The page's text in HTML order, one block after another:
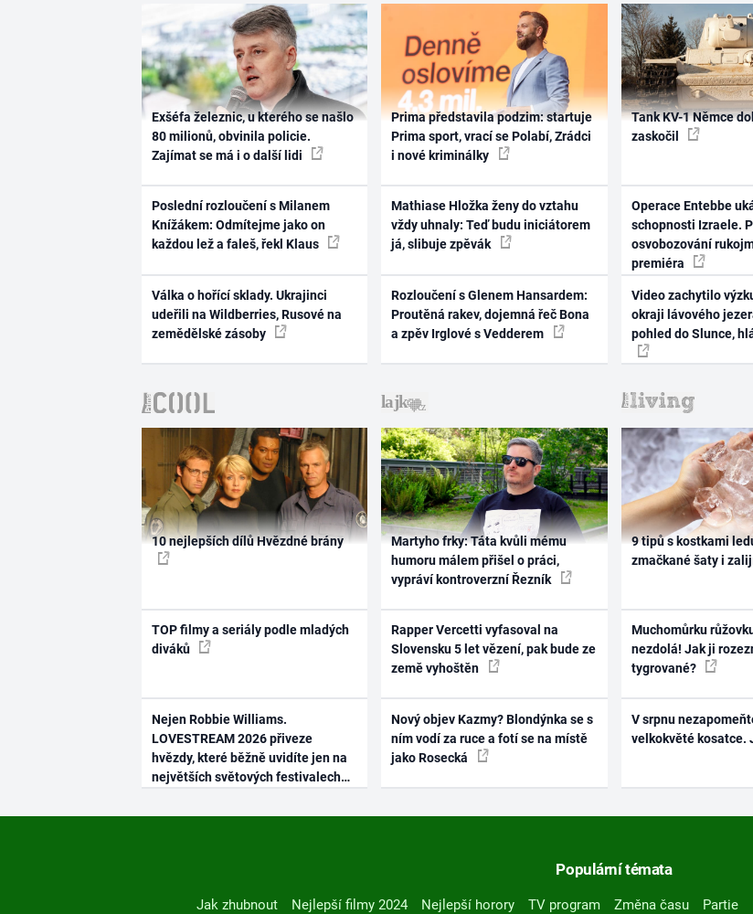
Exšéfa železnic, u kterého se našlo
80 milionů, obvinila policie.
Zajímat se má i o další lidi
Poslední rozloučení s Milanem
Knížákem: Odmítejme jako on
každou lež a faleš, řekl Klaus
Válka o hořící sklady. Ukrajinci
udeřili na Wildberries, Rusové na
zemědělské zásoby
Prima představila podzim: startuje
Prima sport, vrací se Polabí, Zrádci
i nové kriminálky
Mathiase Hložka ženy do vztahu
vždy uhnaly: Teď budu iniciátorem
já, slibuje zpěvák
Rozloučení s Glenem Hansardem:
Proutěná rakev, dojemná řeč Bona
a zpěv Irglové s Vedderem
Tank KV-1 Němce
zaskočil
Operace Entebbe
schopnosti Izraele.
osvobozování
premiéra
Video zachytilo
okraji lávového
pohled do Slunce,
10 nejlepších dílů Hvězdné brány
TOP filmy a seriály podle mladých
diváků
Nejen Robbie Williams.
LOVESTREAM 2026 přiveze
hvězdy, které běžně uvidíte jen na
největších světových festivalech
Martyho frky: Táta kvůli mému
humoru málem přišel o práci,
vypráví kontroverzní Řezník
Rapper Vercetti vyfasoval na
Slovensku 5 let vězení, pak bude ze
země vyhoštěn
Nový objev Kazmy? Blondýnka se s
ním vodí za ruce a fotí se na místě
jako Rosecká
9 tipů s kostkami
zmačkané šaty i
Muchomůrku
nezdolá! Jak ji
tygrované?
V srpnu
velkokvěté kosatce.
Populární témata
Jak zhubnout Nejlepší filmy 2024 Nejlepší horory TV program Změna času Partie